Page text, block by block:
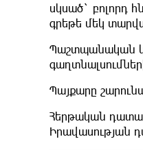
սկսած` բոլորդ
գրեթե մեկ
Պաշտպանական
Պայքարը
Հերթական
Իրավասության